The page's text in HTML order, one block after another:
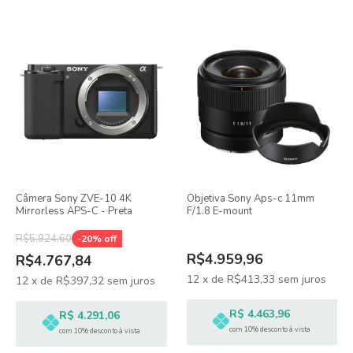
Câmera Sony ZVE-10 4K
Mirrorless APS-C - Preta
R$5.924,60 -20% off
R$4.767,84
12 x de R$397,32 sem juros
R$ 4.291,06
com 10% desconto à vista
Objetiva Sony Aps-c 11mm
F/1.8 E-mount
R$4.959,96
12 x de R$413,33 sem juros
R$ 4.463,96
com 10% desconto à vista